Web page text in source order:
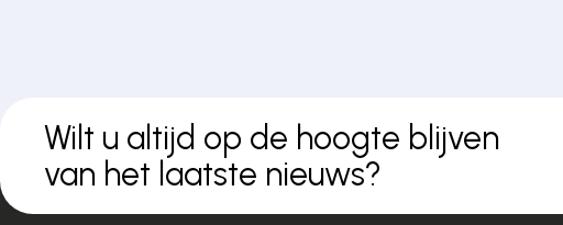
Wilt u altijd op de hoogte blijven
van het laatste nieuws?